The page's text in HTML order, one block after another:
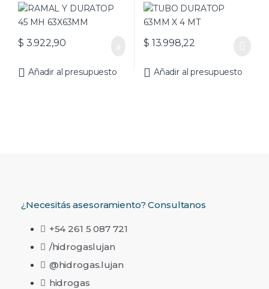
$ 3.922,90
Añadir al presupuesto
$ 13.998,22
Añadir al presupuesto
¿Necesitás asesoramiento? Consultanos
+54 261 5 087 721
/hidrogaslujan
@hidrogas.lujan
hidrogas